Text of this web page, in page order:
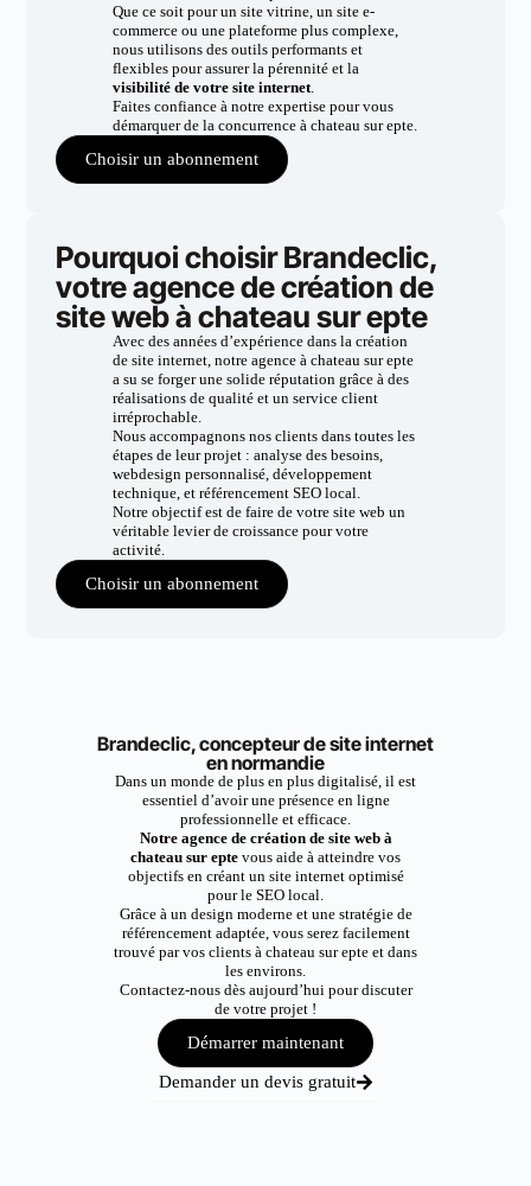
Que ce soit pour un site vitrine, un site e-
commerce ou une plateforme plus complexe,
nous utilisons des outils performants et
flexibles pour assurer la pérennité et la
visibilité de votre site internet.
Faites confiance à notre expertise pour vous
démarquer de la concurrence à chateau sur epte.
Choisir un abonnement
Pourquoi choisir Brandeclic,
votre agence de création de
site web à chateau sur epte
Avec des années d’expérience dans la création
de site internet, notre agence à chateau sur epte
a su se forger une solide réputation grâce à des
réalisations de qualité et un service client
irréprochable.
Nous accompagnons nos clients dans toutes les
étapes de leur projet : analyse des besoins,
webdesign personnalisé, développement
technique, et référencement SEO local.
Notre objectif est de faire de votre site web un
véritable levier de croissance pour votre
activité.
Choisir un abonnement
Brandeclic, concepteur de site internet
en normandie
Dans un monde de plus en plus digitalisé, il est
essentiel d’avoir une présence en ligne
professionnelle et efficace.
Notre agence de création de site web à
chateau sur epte vous aide à atteindre vos
objectifs en créant un site internet optimisé
pour le SEO local.
Grâce à un design moderne et une stratégie de
référencement adaptée, vous serez facilement
trouvé par vos clients à chateau sur epte et dans
les environs.
Contactez-nous dès aujourd’hui pour discuter
de votre projet !
Démarrer maintenant
Demander un devis gratuit